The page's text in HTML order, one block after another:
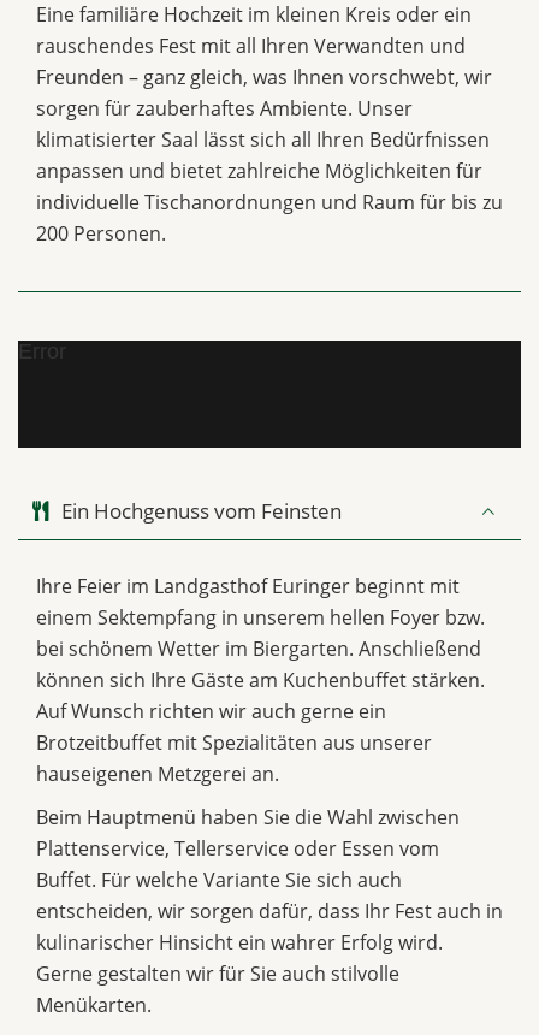
Eine familiäre Hochzeit im kleinen Kreis oder ein
rauschendes Fest mit all Ihren Verwandten und
Freunden – ganz gleich, was Ihnen vorschwebt, wir
sorgen für zauberhaftes Ambiente. Unser
klimatisierter Saal lässt sich all Ihren Bedürfnissen
anpassen und bietet zahlreiche Möglichkeiten für
individuelle Tischanordnungen und Raum für bis zu
200 Personen.
Error
Ein Hochgenuss vom Feinsten
Ihre Feier im Landgasthof Euringer beginnt mit
einem Sektempfang in unserem hellen Foyer bzw.
bei schönem Wetter im Biergarten. Anschließend
können sich Ihre Gäste am Kuchenbuffet stärken.
Auf Wunsch richten wir auch gerne ein
Brotzeitbuffet mit Spezialitäten aus unserer
hauseigenen Metzgerei an.
Beim Hauptmenü haben Sie die Wahl zwischen
Plattenservice, Tellerservice oder Essen vom
Buffet. Für welche Variante Sie sich auch
entscheiden, wir sorgen dafür, dass Ihr Fest auch in
kulinarischer Hinsicht ein wahrer Erfolg wird.
Gerne gestalten wir für Sie auch stilvolle
Menükarten.